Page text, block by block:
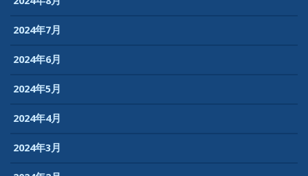
2024年7月
2024年6月
2024年5月
2024年4月
2024年3月